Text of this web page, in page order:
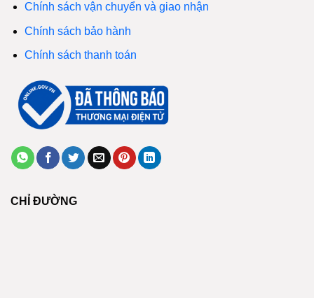
Chính sách vận chuyển và giao nhận
Chính sách bảo hành
Chính sách thanh toán
CHỈ ĐƯỜNG